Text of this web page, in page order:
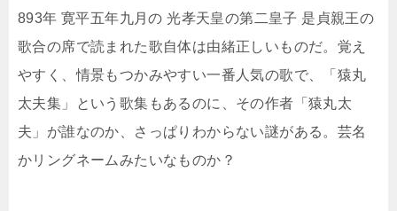
893年 寛平五年九月の 光孝天皇の第二皇子 是貞親王の
歌合の席で読まれた歌自体は由緒正しいものだ。覚え
やすく、情景もつかみやすい一番人気の歌で、「猿丸
太夫集」という歌集もあるのに、その作者「猿丸太
夫」が誰なのか、さっぱりわからない謎がある。芸名
かリングネームみたいなものか？